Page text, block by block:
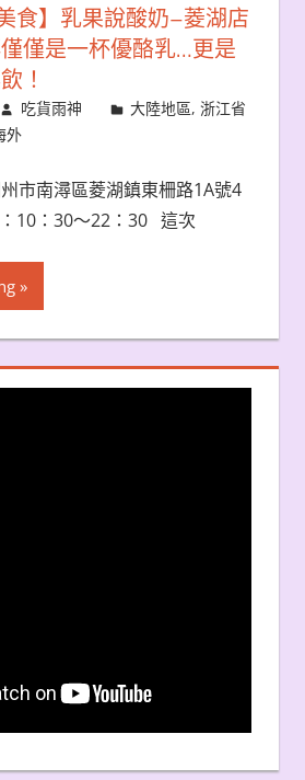
食】乳果說酸奶–菱湖店
僅是一杯優酪乳…更是
！
吃貨雨神 大陸地區,浙江省
外
市南潯區菱湖鎮東柵路1A號4
10：30〜22：30 這次